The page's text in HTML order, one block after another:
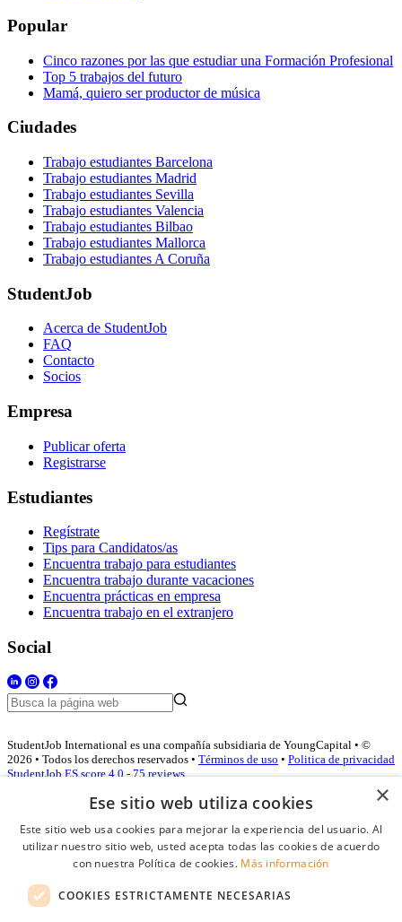
Popular
Cinco razones por las que estudiar una Formación Profesional
Top 5 trabajos del futuro
Mamá, quiero ser productor de música
Ciudades
Trabajo estudiantes Barcelona
Trabajo estudiantes Madrid
Trabajo estudiantes Sevilla
Trabajo estudiantes Valencia
Trabajo estudiantes Bilbao
Trabajo estudiantes Mallorca
Trabajo estudiantes A Coruña
StudentJob
Acerca de StudentJob
FAQ
Contacto
Socios
Empresa
Publicar oferta
Registrarse
Estudiantes
Regístrate
Tips para Candidatos/as
Encuentra trabajo para estudiantes
Encuentra trabajo durante vacaciones
Encuentra prácticas en empresa
Encuentra trabajo en el extranjero
Social
StudentJob International es una compañía subsidiaria de YoungCapital • ©
2026 • Todos los derechos reservados • Términos de uso • Politica de privacidad
StudentJob ES score 4.0 - 75 reviews
Acceso empresas
Contraseña
×
Ese sitio web utiliza cookies
Este sitio web usa cookies para mejorar la experiencia del usuario. Al
utilizar nuestro sitio web, usted acepta todas las cookies de acuerdo
con nuestra Política de cookies. Más información
COOKIES ESTRICTAMENTE NECESARIAS